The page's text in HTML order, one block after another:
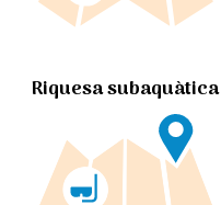
Riquesa subaquàtica